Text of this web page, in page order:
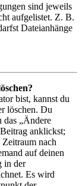
sind jeweils
aufgelistet. Z. B.
Dateianhänge
bist, kannst du
löschen. Du
das „Ändere
anklickst;
nach
auf deinen
in der
Es wird